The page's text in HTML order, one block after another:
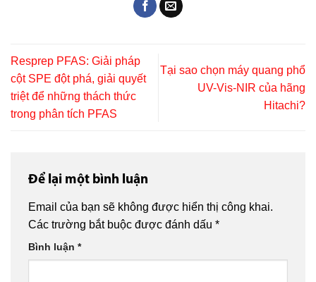
Resprep PFAS: Giải pháp
cột SPE đột phá, giải quyết
triệt để những thách thức
trong phân tích PFAS
Tại sao chọn máy quang phổ
UV-Vis-NIR của hãng
Hitachi?
Để lại một bình luận
Email của bạn sẽ không được hiển thị công khai.
Các trường bắt buộc được đánh dấu *
Bình luận *